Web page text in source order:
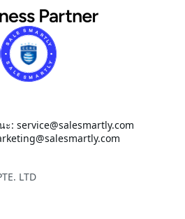
: service@salesmartly.com
LTD